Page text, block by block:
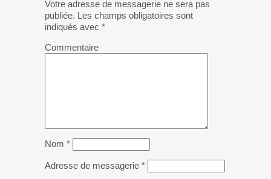
Votre adresse de messagerie ne sera pas
publiée. Les champs obligatoires sont
indiqués avec *
Commentaire
Nom *
Adresse de messagerie *